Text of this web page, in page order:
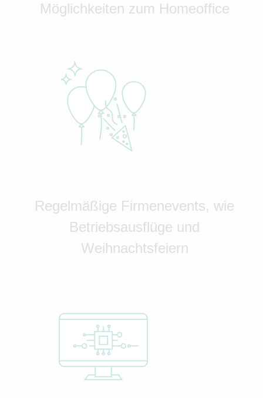
Möglichkeiten zum Homeoffice
Regelmäßige Firmenevents, wie
Betriebsausflüge und
Weihnachtsfeiern